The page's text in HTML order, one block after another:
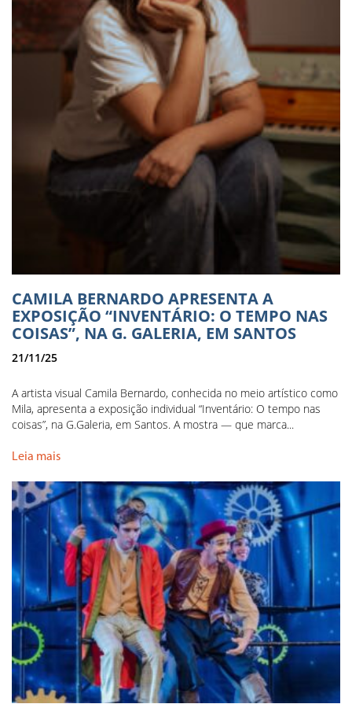
CAMILA BERNARDO APRESENTA A
EXPOSIÇÃO “INVENTÁRIO: O TEMPO NAS
COISAS”, NA G. GALERIA, EM SANTOS
21/11/25
A artista visual Camila Bernardo, conhecida no meio artístico como
Mila, apresenta a exposição individual “Inventário: O tempo nas
coisas”, na G.Galeria, em Santos. A mostra — que marca...
Leia mais